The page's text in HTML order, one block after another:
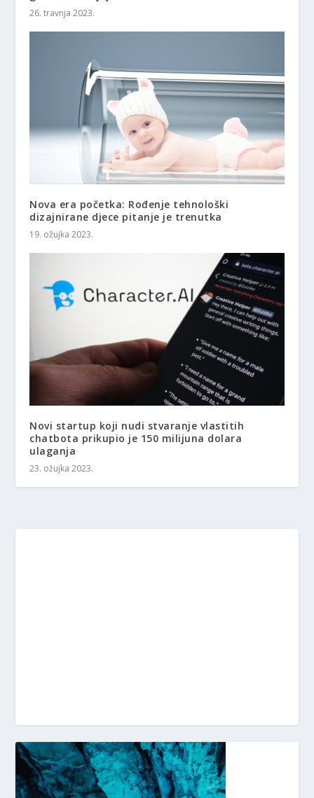
26. travnja 2023.
Nova era početka: Rođenje tehnološki
dizajnirane djece pitanje je trenutka
19. ožujka 2023.
Novi startup koji nudi stvaranje vlastitih
chatbota prikupio je 150 milijuna dolara
ulaganja
23. ožujka 2023.